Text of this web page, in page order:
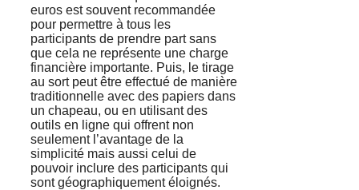
euros est souvent recommandée
pour permettre à tous les
participants de prendre part sans
que cela ne représente une charge
financière importante. Puis, le tirage
au sort peut être effectué de manière
traditionnelle avec des papiers dans
un chapeau, ou en utilisant des
outils en ligne qui offrent non
seulement l’avantage de la
simplicité mais aussi celui de
pouvoir inclure des participants qui
sont géographiquement éloignés.